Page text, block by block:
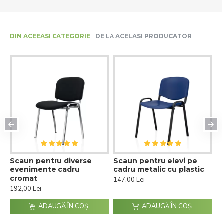
DIN ACEEASI CATEGORIE DE LA ACELASI PRODUCATOR
Scaun pentru diverse
evenimente cadru
cromat
192,00 Lei
ADAUGĂ ÎN COŞ
Scaun pentru elevi pe
cadru metalic cu plastic
147,00 Lei
ADAUGĂ ÎN COŞ